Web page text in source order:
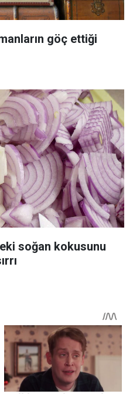
göç ettiği
soğan kokusunu